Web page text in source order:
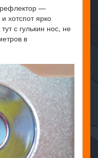
рефлектор —
хотспот ярко
с гулькин нос, не
в